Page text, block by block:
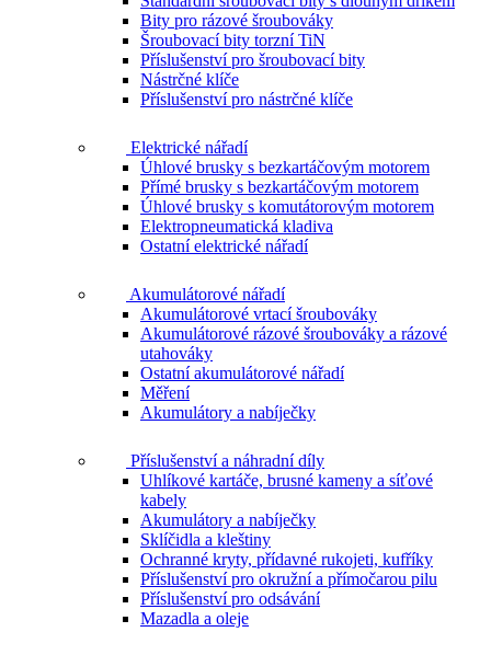
Bity pro rázové šroubováky
Šroubovací bity torzní TiN
Příslušenství pro šroubovací bity
Nástrčné klíče
Příslušenství pro nástrčné klíče
Elektrické nářadí
Úhlové brusky s bezkartáčovým motorem
Přímé brusky s bezkartáčovým motorem
Úhlové brusky s komutátorovým motorem
Elektropneumatická kladiva
Ostatní elektrické nářadí
Akumulátorové nářadí
Akumulátorové vrtací šroubováky
Akumulátorové rázové šroubováky a rázové
utahováky
Ostatní akumulátorové nářadí
Měření
Akumulátory a nabíječky
Příslušenství a náhradní díly
Uhlíkové kartáče, brusné kameny a síťové
kabely
Akumulátory a nabíječky
Sklíčidla a kleštiny
Ochranné kryty, přídavné rukojeti, kufříky
Příslušenství pro okružní a přímočarou pilu
Příslušenství pro odsávání
Mazadla a oleje